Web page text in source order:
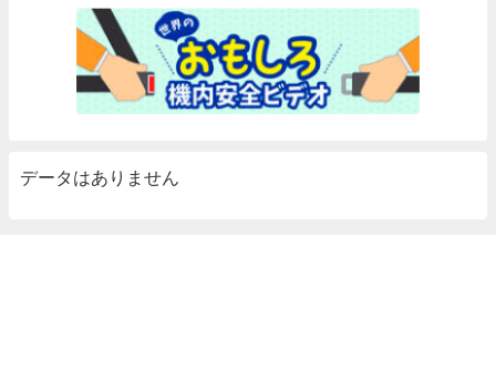
データはありません